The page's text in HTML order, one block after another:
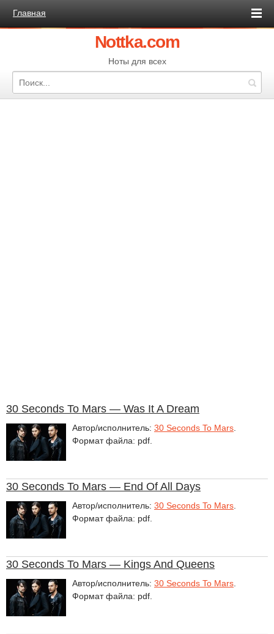
Главная
Nottka.com
Ноты для всех
30 Seconds To Mars — Was It A Dream
Автор/исполнитель: 30 Seconds To Mars
Формат файла: pdf.
30 Seconds To Mars — End Of All Days
Автор/исполнитель: 30 Seconds To Mars
Формат файла: pdf.
30 Seconds To Mars — Kings And Queens
Автор/исполнитель: 30 Seconds To Mars
Формат файла: pdf.